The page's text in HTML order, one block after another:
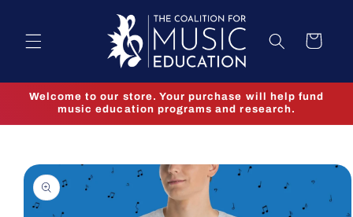
Cart
Welcome to our store. Your purchase will help fund
music education programs and research.
Skip to
product
information